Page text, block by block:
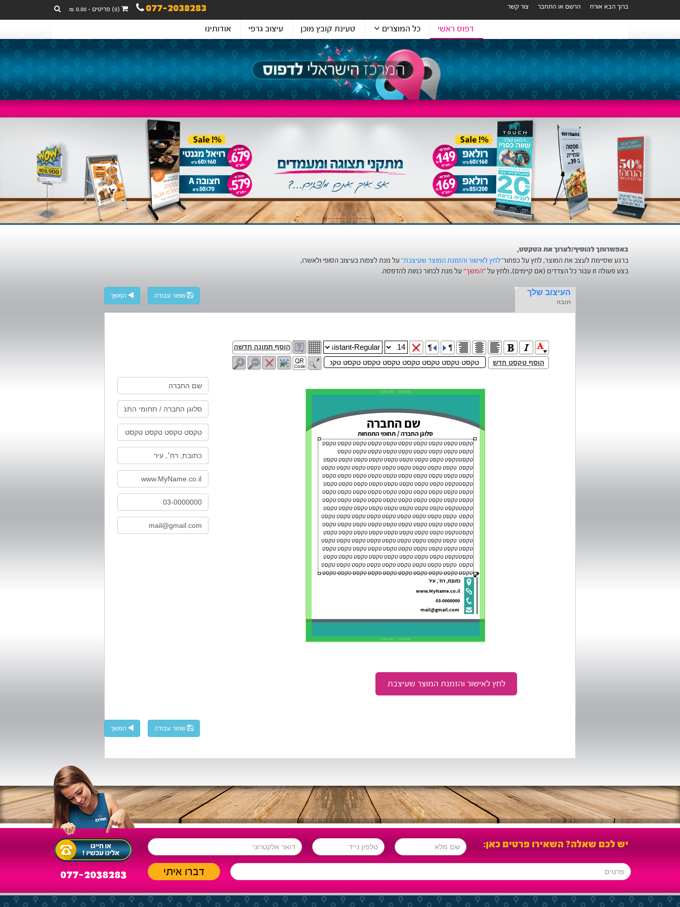
ברוך הבא אורח הרשם או התחבר צור קשר 077-2038283 (0) פריטים - 0.00 ₪
דפוס ראשי כל המוצרים טעינת קובץ מוכן עיצוב גרפי אודותינו
באפשרותך להוסיף/לערוך את הטקסט,
ברגע שסיימת לעצב את המוצר, לחץ על כפתור"לחץ לאישור והזמנת המוצר שעיצבת" על מנת לצפות בעיצוב הסופי ולאשרו,
בצע פעולה זו עבור כל הצדדים (אם קיימים), ולחץ על"המשך" על מנת לבחור כמות להדפסה.
העיצוב שלך
חובה
שמור עבודה המשך
שמור עבודה המשך
יש לכם שאלה? השאירו פרטים כאן:
077-2038283